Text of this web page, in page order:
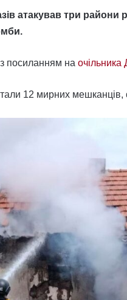
атакував три райони
посиланням на
12 мирних